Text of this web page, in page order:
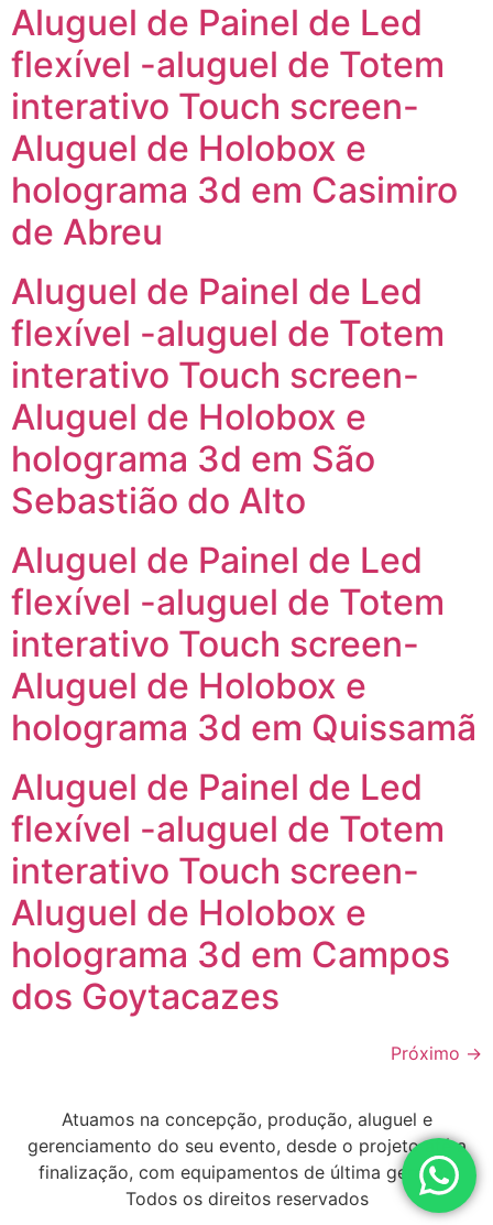
Aluguel de Painel de Led
flexível -aluguel de Totem
interativo Touch screen-
Aluguel de Holobox e
holograma 3d em Casimiro
de Abreu
Aluguel de Painel de Led
flexível -aluguel de Totem
interativo Touch screen-
Aluguel de Holobox e
holograma 3d em São
Sebastião do Alto
Aluguel de Painel de Led
flexível -aluguel de Totem
interativo Touch screen-
Aluguel de Holobox e
holograma 3d em Quissamã
Aluguel de Painel de Led
flexível -aluguel de Totem
interativo Touch screen-
Aluguel de Holobox e
holograma 3d em Campos
dos Goytacazes
Próximo →
Atuamos na concepção, produção, aluguel e
gerenciamento do seu evento, desde o projeto até a
finalização, com equipamentos de última geração
Todos os direitos reservados